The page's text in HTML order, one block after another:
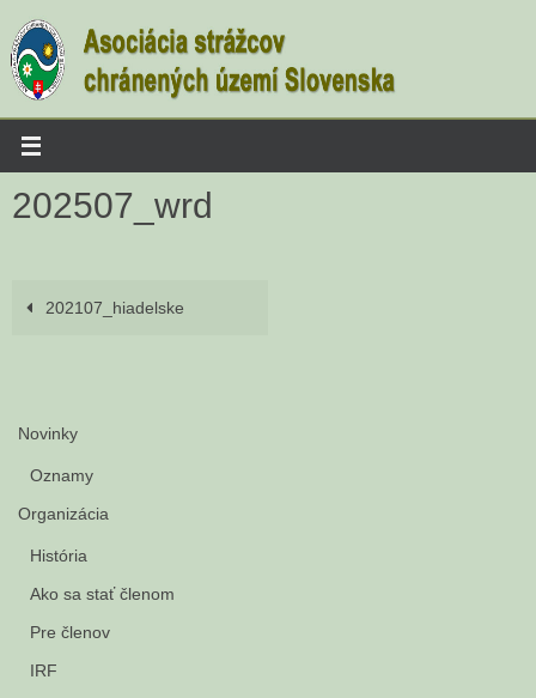
to
content
202507_wrd
202107_hiadelske
Novinky
Oznamy
Organizácia
História
Ako sa stať členom
Pre členov
IRF